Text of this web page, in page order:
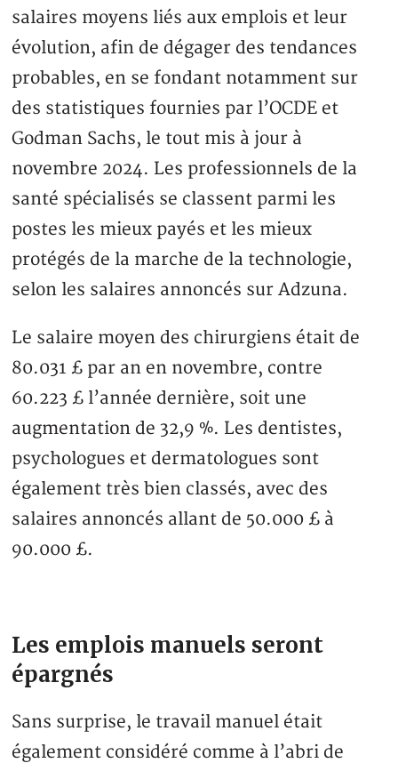
salaires moyens liés aux emplois et leur
évolution, afin de dégager des tendances
probables, en se fondant notamment sur
des statistiques fournies par l’OCDE et
Godman Sachs, le tout mis à jour à
novembre 2024. Les professionnels de la
santé spécialisés se classent parmi les
postes les mieux payés et les mieux
protégés de la marche de la technologie,
selon les salaires annoncés sur Adzuna.
Le salaire moyen des chirurgiens était de
80.031 £ par an en novembre, contre
60.223 £ l’année dernière, soit une
augmentation de 32,9 %. Les dentistes,
psychologues et dermatologues sont
également très bien classés, avec des
salaires annoncés allant de 50.000 £ à
90.000 £.
Les emplois manuels seront
épargnés
Sans surprise, le travail manuel était
également considéré comme à l’abri de